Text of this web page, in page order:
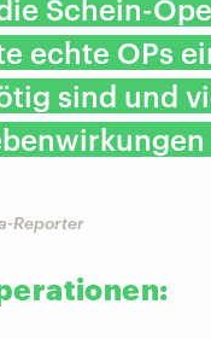
Schein-
echte OPs
sind und
Reporter